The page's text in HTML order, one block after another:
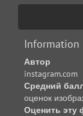
Information
Автор
instagram.com
Средний
оценок
Оценить эту